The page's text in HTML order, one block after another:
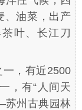
、油菜，出产
叶、长江刀
，有近2500
，有“人间天
州古典园林